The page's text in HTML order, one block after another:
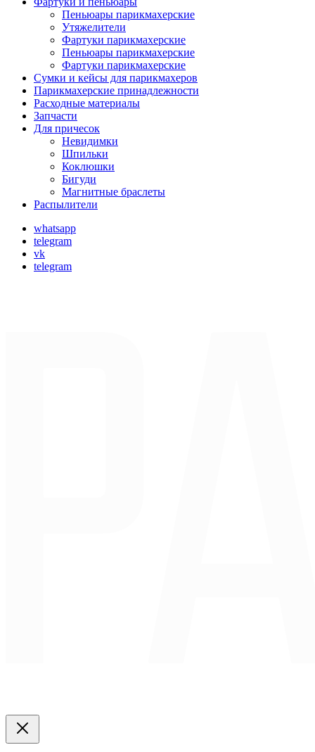
Пеньюары парикмахерские
Утяжелители
Фартуки парикмахерские
Пеньюары парикмахерские
Фартуки парикмахерские
Сумки и кейсы для парикмахеров
Парикмахерские принадлежности
Расходные материалы
Запчасти
Для причесок
Невидимки
Шпильки
Коклюшки
Бигуди
Магнитные браслеты
Распылители
whatsapp
telegram
vk
telegram